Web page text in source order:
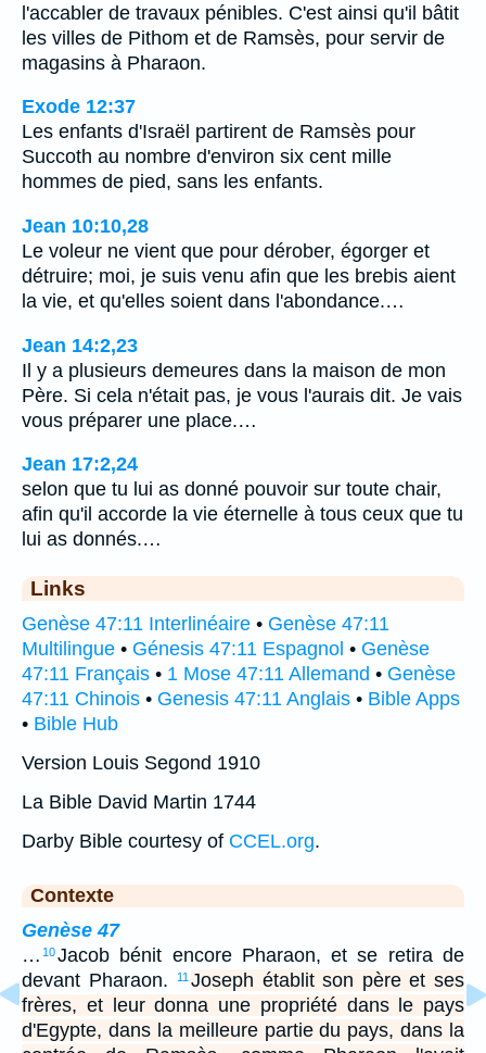
l'accabler de travaux pénibles. C'est ainsi qu'il bâtit
les villes de Pithom et de Ramsès, pour servir de
magasins à Pharaon.
Exode 12:37
Les enfants d'Israël partirent de Ramsès pour
Succoth au nombre d'environ six cent mille
hommes de pied, sans les enfants.
Jean 10:10,28
Le voleur ne vient que pour dérober, égorger et
détruire; moi, je suis venu afin que les brebis aient
la vie, et qu'elles soient dans l'abondance.…
Jean 14:2,23
Il y a plusieurs demeures dans la maison de mon
Père. Si cela n'était pas, je vous l'aurais dit. Je vais
vous préparer une place.…
Jean 17:2,24
selon que tu lui as donné pouvoir sur toute chair,
afin qu'il accorde la vie éternelle à tous ceux que tu
lui as donnés.…
Links
Genèse 47:11 Interlinéaire • Genèse 47:11
Multilingue • Génesis 47:11 Espagnol • Genèse
47:11 Français • 1 Mose 47:11 Allemand • Genèse
47:11 Chinois • Genesis 47:11 Anglais • Bible Apps
• Bible Hub
Version Louis Segond 1910
La Bible David Martin 1744
Darby Bible courtesy of CCEL.org.
Contexte
Genèse 47
… 10Jacob bénit encore Pharaon, et se retira de
devant Pharaon.
11 Joseph établit son père et ses
frères, et leur donna une propriété dans le pays
d'Egypte, dans la meilleure partie du pays, dans la